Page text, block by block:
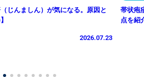
じんましん）が気になる。原因と
2026.07.23
帯状疱
点を紹